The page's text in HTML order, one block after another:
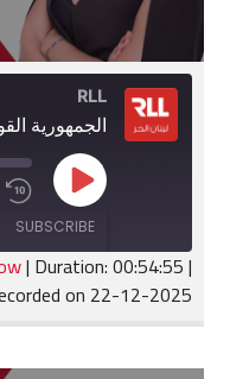
RLL
الجمهورية
Play
Episode
10SUBSCRIBE
RSS FEED
SHARE
| Duration: 00:54:55|
on 22-12-2025